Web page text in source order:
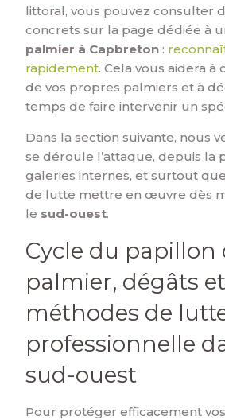
littoral, vous pouvez consulter
concrets sur la page dédiée à
palmier à Capbreton :
rapidement. Cela vous aidera à
de vos propres palmiers et à
temps de faire intervenir un
Dans la section suivante, nous
se déroule l’attaque, depuis la
galeries internes, et surtout
de lutte mettre en œuvre dès
le sud-ouest.
Cycle du papillon
palmier, dégâts et
méthodes de
professionnelle
sud-ouest
Pour protéger efficacement